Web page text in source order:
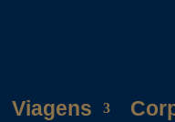
Viagens